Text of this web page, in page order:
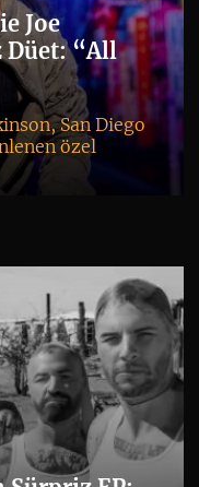
Joe
Düet: “All
San Diego
özel